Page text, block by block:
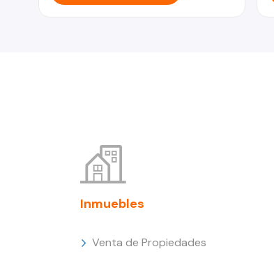
Inmuebles
Venta de Propiedades